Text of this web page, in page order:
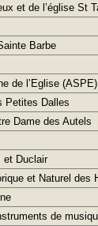
et de l’église St
Barbe
de l’Eglise
Petites Dalles
Dame des Autels
et Duclair
et Naturel des
de